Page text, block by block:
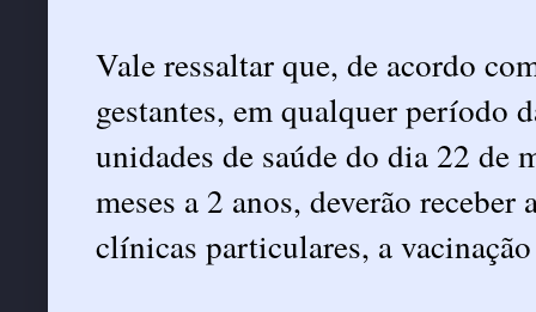
Vale ressaltar que, de acordo
gestantes, em qualquer período
unidades de saúde do dia 22 de
meses a 2 anos, deverão
clínicas particulares, a